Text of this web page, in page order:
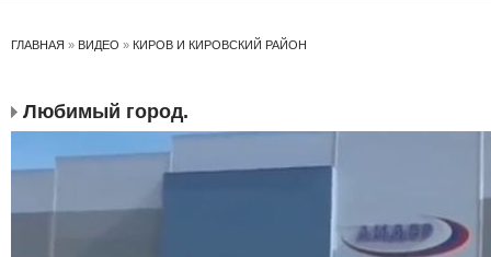
ГЛАВНАЯ » ВИДЕО » КИРОВ И КИРОВСКИЙ РАЙОН
Любимый город.